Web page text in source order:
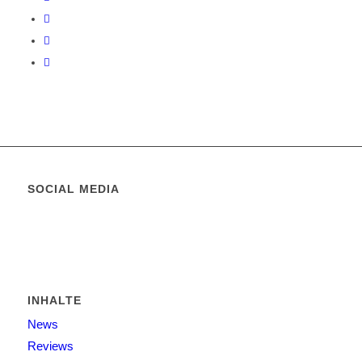
SOCIAL MEDIA
INHALTE
News
Reviews